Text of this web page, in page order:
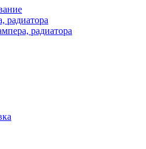
радиатора
радиатора